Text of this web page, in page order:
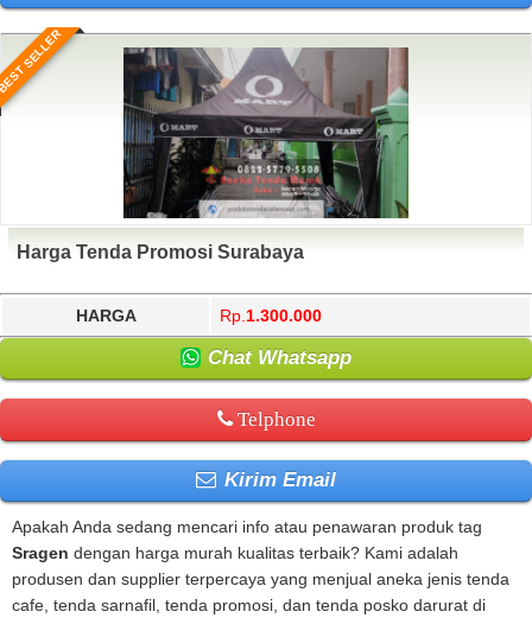
SELLER
Harga Tenda Promosi Surabaya
HARGA Rp. 1.300.000
Chat Whatsapp
Telphone
Kirim Email
Apakah Anda sedang mencari info atau penawaran produk tag
Sragen dengan harga murah kualitas terbaik? Kami adalah
produsen dan supplier terpercaya yang menjual aneka jenis tenda
cafe, tenda sarnafil, tenda promosi, dan tenda posko darurat di